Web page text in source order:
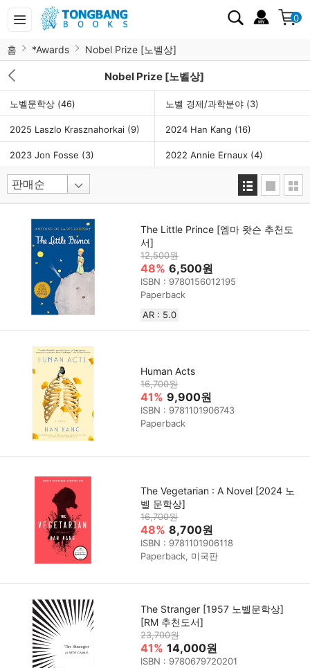
0
홈 *Awards Nobel Prize [노벨상]
Nobel Prize [노벨상]
노벨문학상 (46) 노벨 경제/과학분야 (3)
2025 Laszlo Krasznahorkai (9) 2024 Han Kang (16)
2023 Jon Fosse (3) 2022 Annie Ernaux (4)
The Little Prince [엠마 왓슨 추천도
서]
12,500원
48% 6,500원
ISBN : 9780156012195
Paperback
AR : 5.0
Human Acts
16,700원
41% 9,900원
ISBN : 9781101906743
Paperback
The Vegetarian : A Novel [2024 노
벨 문학상]
16,700원
48% 8,700원
ISBN : 9781101906118
Paperback, 미국판
The Stranger [1957 노벨문학상]
[RM 추천도서]
23,700원
41% 14,000원
ISBN : 9780679720201